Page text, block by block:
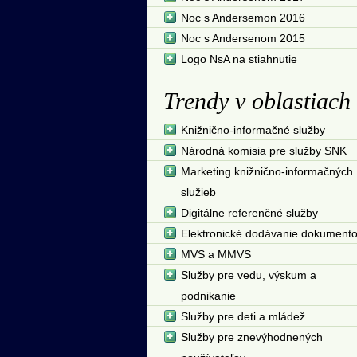
Noc s Andersemon 2016
Noc s Andersenom 2015
Logo NsA na stiahnutie
Trendy v oblastiach
Knižnično-informačné služby
Národná komisia pre služby SNK
Marketing knižnično-informačných
služieb
Digitálne referenčné služby
Elektronické dodávanie
MVS a MMVS
Služby pre vedu, výskum a
podnikanie
Služby pre deti a mládež
Služby pre znevýhodnených